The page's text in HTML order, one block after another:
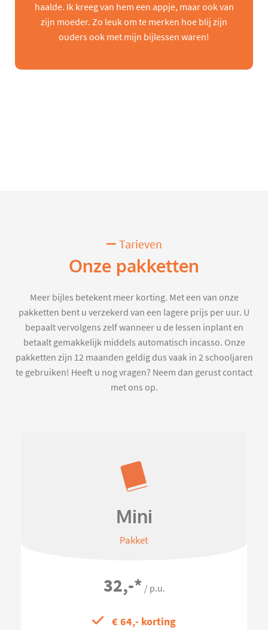
haalde. Ik kreeg van hem een appje, maar ook van
zijn moeder. Zo leuk om te merken hoe blij zijn
ouders ook met mijn bijlessen waren!
Tarieven
Onze pakketten
Meer bijles betekent meer korting. Met een van onze
pakketten bent u verzekerd van een lagere prijs per uur. U
bepaalt vervolgens zelf wanneer u de lessen inplant en
betaalt gemakkelijk middels automatisch incasso. Onze
pakketten zijn 12 maanden geldig dus vaak in 2 schooljaren
te gebruiken! Heeft u nog vragen? Neem dan gerust contact
met ons op.
Mini
Pakket
32,-* / p.u.
€ 64,- korting